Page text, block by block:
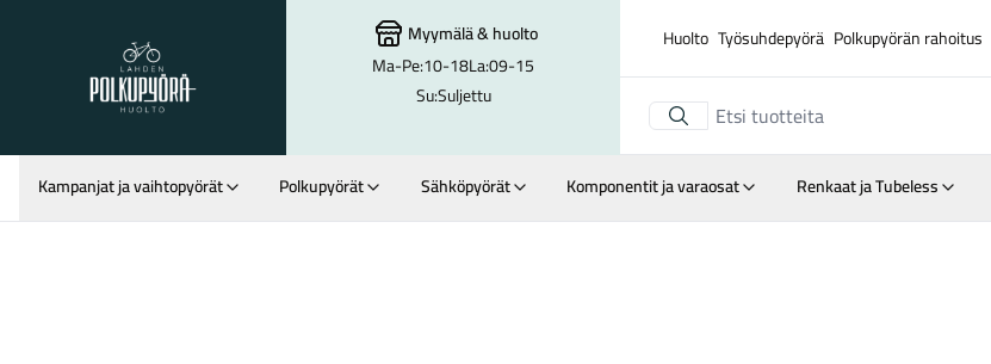
Lahden Polkupyörähuolto - etusivulle
Myymälä&huolto
Ma-Pe:10-18La:09-15
Su:Suljettu
Huolto Työsuhdepyörä Polkupyörän rahoitus
Hakutulokset
Kampanjat ja vaihtopyörät Polkupyörät Sähköpyörät Komponentit ja varaosat Renkaat ja Tubeless